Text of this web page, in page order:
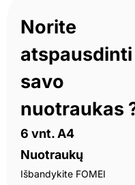
Norite
atspausdinti
savo
nuotraukas
6 vnt. A4
Nuotraukų
Išbandykite FOMEI